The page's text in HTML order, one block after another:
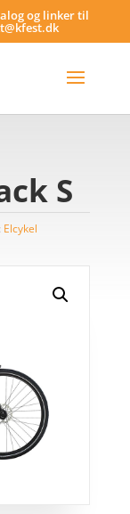
og linker til
S
Elcykel